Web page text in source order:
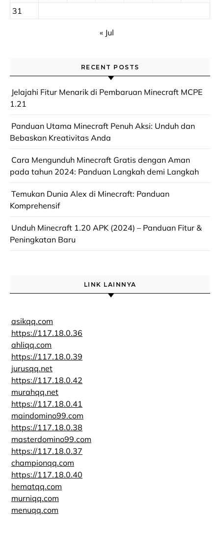
31
« Jul
RECENT POSTS
Jelajahi Fitur Menarik di Pembaruan Minecraft MCPE
1.21
Panduan Utama Minecraft Penuh Aksi: Unduh dan
Bebaskan Kreativitas Anda
Cara Mengunduh Minecraft Gratis dengan Aman
pada tahun 2024: Panduan Langkah demi Langkah
Temukan Dunia Alex di Minecraft: Panduan
Komprehensif
Unduh Minecraft 1.20 APK (2024) – Panduan Fitur &
Peningkatan Baru
LINK LAINNYA
asikqq.com
https://117.18.0.36
ahliqq.com
https://117.18.0.39
jurusqq.net
https://117.18.0.42
murahqq.net
https://117.18.0.41
maindomino99.com
https://117.18.0.38
masterdomino99.com
https://117.18.0.37
championqq.com
https://117.18.0.40
hematqq.com
murniqq.com
menuqq.com